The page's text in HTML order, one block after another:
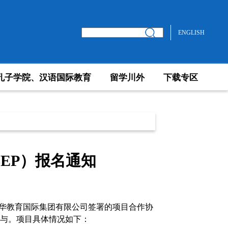
ENGLISH
子学院、汉语国际教育 留学川外 下载专区
）报名通知
教育国际集团有限公司签署的项目合作协
。项目 具体情况如下：